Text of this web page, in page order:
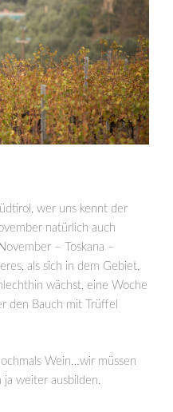
wer uns kennt der
natürlich auch
– Toskana –
als sich in dem Gebiet,
wächst, eine Woche
den Bauch mit Trüffel
Wein…wir müssen
weiter ausbilden.